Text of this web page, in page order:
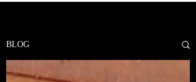
BLOG